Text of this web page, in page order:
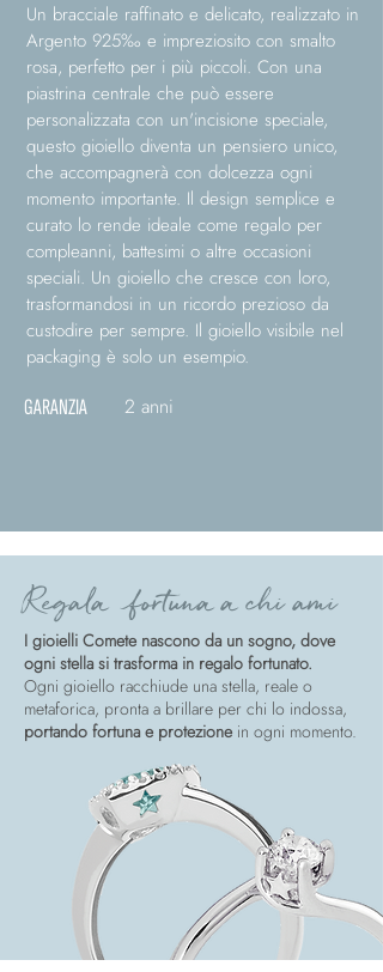
Un bracciale raffinato e delicato, realizzato in
Argento 925‰ e impreziosito con smalto
rosa, perfetto per i più piccoli. Con una
piastrina centrale che può essere
personalizzata con un'incisione speciale,
questo gioiello diventa un pensiero unico,
che accompagnerà con dolcezza ogni
momento importante. Il design semplice e
curato lo rende ideale come regalo per
compleanni, battesimi o altre occasioni
speciali. Un gioiello che cresce con loro,
trasformandosi in un ricordo prezioso da
custodire per sempre. Il gioiello visibile nel
packaging è solo un esempio.
GARANZIA 2 anni
Regala fortuna a chi ami
I gioielli Comete nascono da un sogno, dove
ogni stella si trasforma in regalo fortunato.
Ogni gioiello racchiude una stella, reale o
metaforica, pronta a brillare per chi lo indossa,
portando fortuna e protezione in ogni momento.